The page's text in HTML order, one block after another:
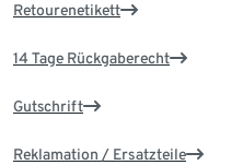
Retourenetikett
14 Tage Rückgaberecht
Gutschrift
Reklamation / Ersatzteile